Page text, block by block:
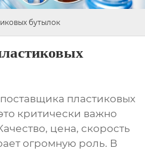
бутылок
поставщика пластиковых
критически важно
цена, скорость
огромную роль. В